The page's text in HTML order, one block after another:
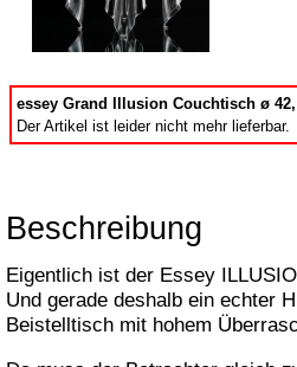
essey Grand Illusion Couchtisch ø
Der Artikel ist leider nicht mehr lieferbar.
Beschreibung
Eigentlich ist der Essey
Und gerade deshalb ein echter
Beistelltisch mit hohem